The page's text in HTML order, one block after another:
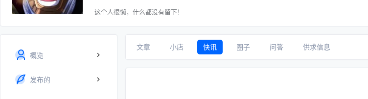
这个人很懒，什么都没有留下！
概览
发布的
文章 小店 快讯 圈子 问答 供求信息